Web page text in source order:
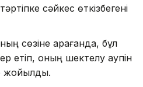
сәйкес өткізбегені
сөзіне қарағанда, бұл
етіп, оның шектелу қаупін
жойылды.